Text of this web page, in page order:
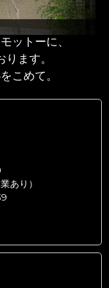
ットーに、
ます。
こめて。
あり）